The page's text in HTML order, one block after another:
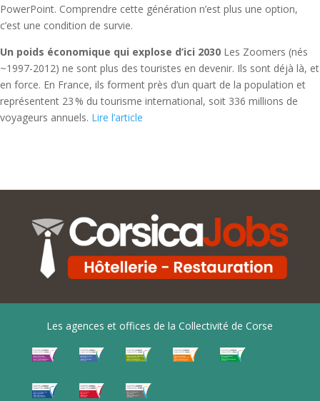
PowerPoint. Comprendre cette génération n’est plus une option,
c’est une condition de survie.
Un poids économique qui explose d’ici 2030 Les Zoomers (nés
~1997-2012) ne sont plus des touristes en devenir. Ils sont déjà là, et
en force. En France, ils forment près d’un quart de la population et
représentent 23 % du tourisme international, soit 336 millions de
voyageurs annuels. Lire l’article
Les agences et offices de la Collectivité de Corse